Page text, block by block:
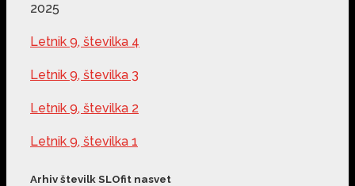
2025
Letnik 9, številka 4
Letnik 9, številka 3
Letnik 9, številka 2
Letnik 9, številka 1
Arhiv številk SLOfit nasvet